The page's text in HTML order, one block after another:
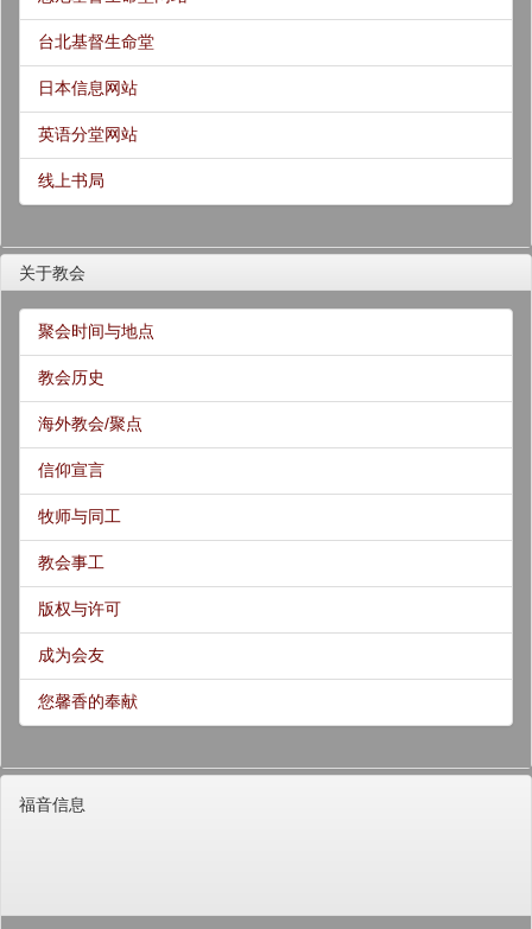
台北基督生命堂
日本信息网站
英语分堂网站
线上书局
关于教会
聚会时间与地点
教会历史
海外教会/聚点
信仰宣言
牧师与同工
教会事工
版权与许可
成为会友
您馨香的奉献
福音信息